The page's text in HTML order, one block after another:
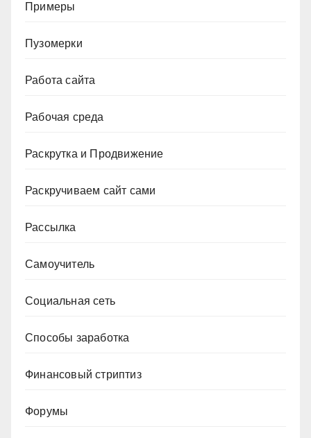
Примеры
Пузомерки
Работа сайта
Рабочая среда
Раскрутка и Продвижение
Раскручиваем сайт сами
Рассылка
Самоучитель
Социальная сеть
Способы заработка
Финансовый стриптиз
Форумы